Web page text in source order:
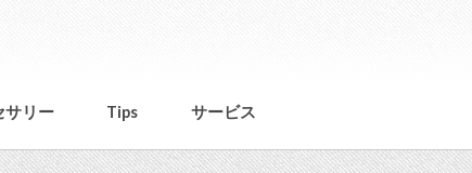
サリー Tips サービス